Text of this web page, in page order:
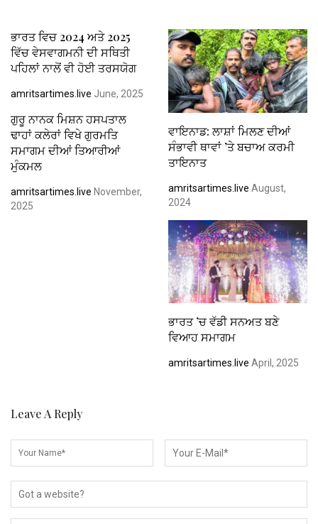
ਭਾਰਤ ਵਿਚ 2024 ਅਤੇ 2025
ਵਿੱਚ ਵੇਸਵਾਗਮਨੀ ਦੀ ਸਥਿਤੀ
ਪਹਿਲਾਂ ਨਾਲੋਂ ਵੀ ਹੋਈ ਤਰਸਯੋਗ
amritsartimes.live June, 2025
ਵਾਇਨਾਡ: ਲਾਸ਼ਾਂ ਮਿਲਣ ਦੀਆਂ
ਸੰਭਾਵੀ ਥਾਵਾਂ ’ਤੇ ਬਚਾਅ ਕਰਮੀ
ਤਾਇਨਾਤ
amritsartimes.live August,
2024
ਗੁਰੂ ਨਾਨਕ ਮਿਸ਼ਨ ਹਸਪਤਾਲ
ਢਾਹਾਂ ਕਲੇਰਾਂ ਵਿਖੇ ਗੁਰਮਤਿ
ਸਮਾਗਮ ਦੀਆਂ ਤਿਆਰੀਆਂ
ਮੁੰਕਮਲ
amritsartimes.live November,
2025
ਭਾਰਤ ’ਚ ਵੱਡੀ ਸਨਅਤ ਬਣੇ
ਵਿਆਹ ਸਮਾਗਮ
amritsartimes.live April, 2025
Leave A Reply